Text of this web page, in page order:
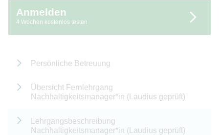
Anmelden
4 Wochen kostenlos testen
Persönliche Betreuung
Übersicht Fernlehrgang
Nachhaltigkeitsmanager*in (Laudius geprüft)
Lehrgangsbeschreibung
Nachhaltigkeitsmanager*in (Laudius geprüft)